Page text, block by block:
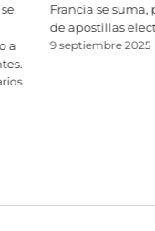
Despido por falta
Francia: el reenvío de
confidenciales al